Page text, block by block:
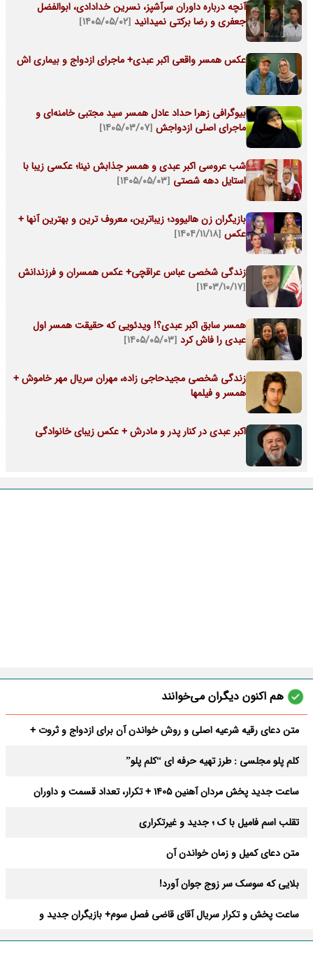
آنچه درباره داوران سرآشپز، نسرین خدادادی، ابوالفضل
جعفری و رضا برکتی نمیدانید [۱۴۰۵/۰۵/۰۲]
عکس همسر واقعی اکبر عبدی+ ماجرای ازدواج و بیماری اش
بیوگرافی زهرا حداد عادل همسر سید مجتبی خامنه‌ای و
ماجرای اصلی ازدواجش [۱۴۰۵/۰۳/۰۷]
شب عروسی اکبر عبدی و همسر جذابش نینا؛ عکسی زیبا با
استایل دهه شصتی [۱۴۰۵/۰۵/۰۳]
بازیگران زن هالیوود؛ زیباترین، معروف ترین و بهترین آنها +
عکس [۱۴۰۴/۱۱/۱۸]
زندگی شخصی عباس عراقچی+ عکس همسران و فرزندانش
[۱۴۰۳/۱۰/۱۷]
همسر سابق اکبر عبدی؟! ویدئویی که حقیقت همسر اول
عبدی را فاش کرد [۱۴۰۵/۰۵/۰۳]
زندگی شخصی مجیدحاجی زاده، مهران سریال مهر خاموش +
همسر و فیلمها
اکبر عبدی در کنار پدر و مادرش + عکس زیبای خانوادگی
هم اکنون دیگران می‌خوانند
متن دعای رقیه شرعیه اصلی و روش خواندن آن برای ازدواج و ثروت +
کلم پلو مجلسی : طرز تهیه حرفه ای “کلم پلو”
ساعت جدید پخش مردان آهنین 1405 + تکرار، تعداد قسمت و داوران
تقلب اسم فامیل با ک ؛ جدید و غیرتکراری
متن دعای کمیل و زمان خواندن آن
بلایی که سوسک سر زوج جوان آورد!
ساعت پخش و تکرار سریال آقای قاضی فصل سوم+ بازیگران جدید و
طرز تهیه سالاد ماکارونی خانگی خوشمزه و لذیذ + آموزش تصویری